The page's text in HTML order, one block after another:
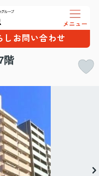
し お問い合わせ
階